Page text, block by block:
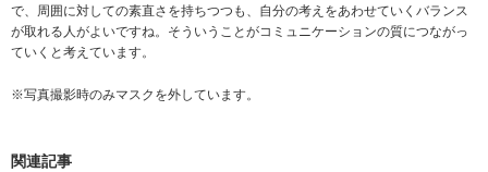
で、周囲に対しての素直さを持ちつつも、自分の考えをあわせていくバランス
が取れる人がよいですね。そういうことがコミュニケーションの質につながっ
ていくと考えています。
※写真撮影時のみマスクを外しています。
関連記事